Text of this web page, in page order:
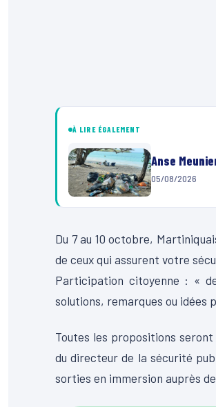
À LIRE ÉGALEMENT
Anse
05/08/2026
Du 7 au 10 octobre,
de ceux qui assurent votre
Participation citoyenne : «
solutions, remarques ou idées
Toutes les propositions
du directeur de la sécurité
sorties en immersion auprès